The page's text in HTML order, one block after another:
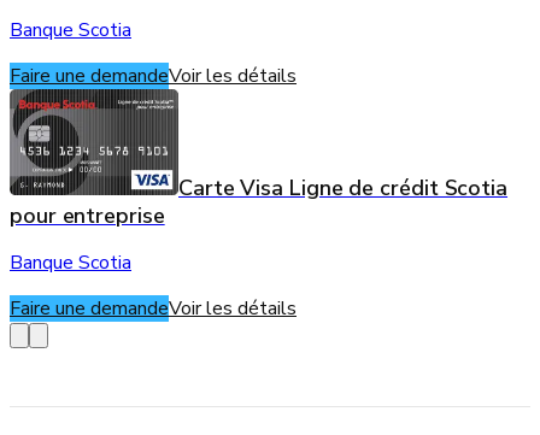
Banque Scotia
Faire une demandeVoir les détails
Carte Visa Ligne de crédit Scotia
pour entreprise
Banque Scotia
Faire une demandeVoir les détails